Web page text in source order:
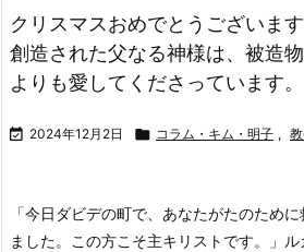
クリスマスおめでとうございま
創造された父なる神様は、被造
よりも愛してくださっています。
 2024年12月2日  コラム・キム・明子 ,
「今日ダビデの町で、あなたがたのため
ました。この方こそ主キリストです。」